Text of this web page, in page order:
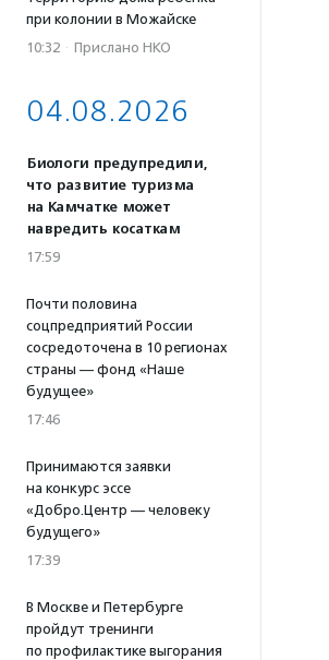
при колонии в Можайске
10:32 · Прислано НКО
04.08.2026
Биологи предупредили,
что развитие туризма
на Камчатке может
навредить косаткам
17:59
Почти половина
соцпредприятий России
сосредоточена в 10 регионах
страны — фонд «Наше
будущее»
17:46
Принимаются заявки
на конкурс эссе
«Добро.Центр — человеку
будущего»
17:39
В Москве и Петербурге
пройдут тренинги
по профилактике выгорания